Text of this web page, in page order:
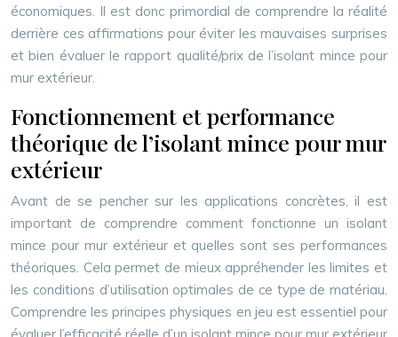
économiques. Il est donc primordial de comprendre la réalité
derrière ces affirmations pour éviter les mauvaises surprises
et bien évaluer le rapport qualité/prix de l’isolant mince pour
mur extérieur.
Fonctionnement et performance
théorique de l’isolant mince pour mur
extérieur
Avant de se pencher sur les applications concrètes, il est
important de comprendre comment fonctionne un isolant
mince pour mur extérieur et quelles sont ses performances
théoriques. Cela permet de mieux appréhender les limites et
les conditions d’utilisation optimales de ce type de matériau.
Comprendre les principes physiques en jeu est essentiel pour